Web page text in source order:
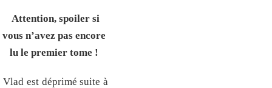
Attention, spoiler si
vous n’avez pas encore
lu le premier tome !
Vlad est déprimé suite à